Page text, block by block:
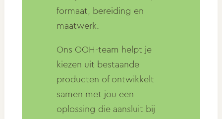
formaat, bereiding en
maatwerk.
Ons OOH-team helpt je
kiezen uit bestaande
producten of ontwikkelt
samen met jou een
oplossing die aansluit bij